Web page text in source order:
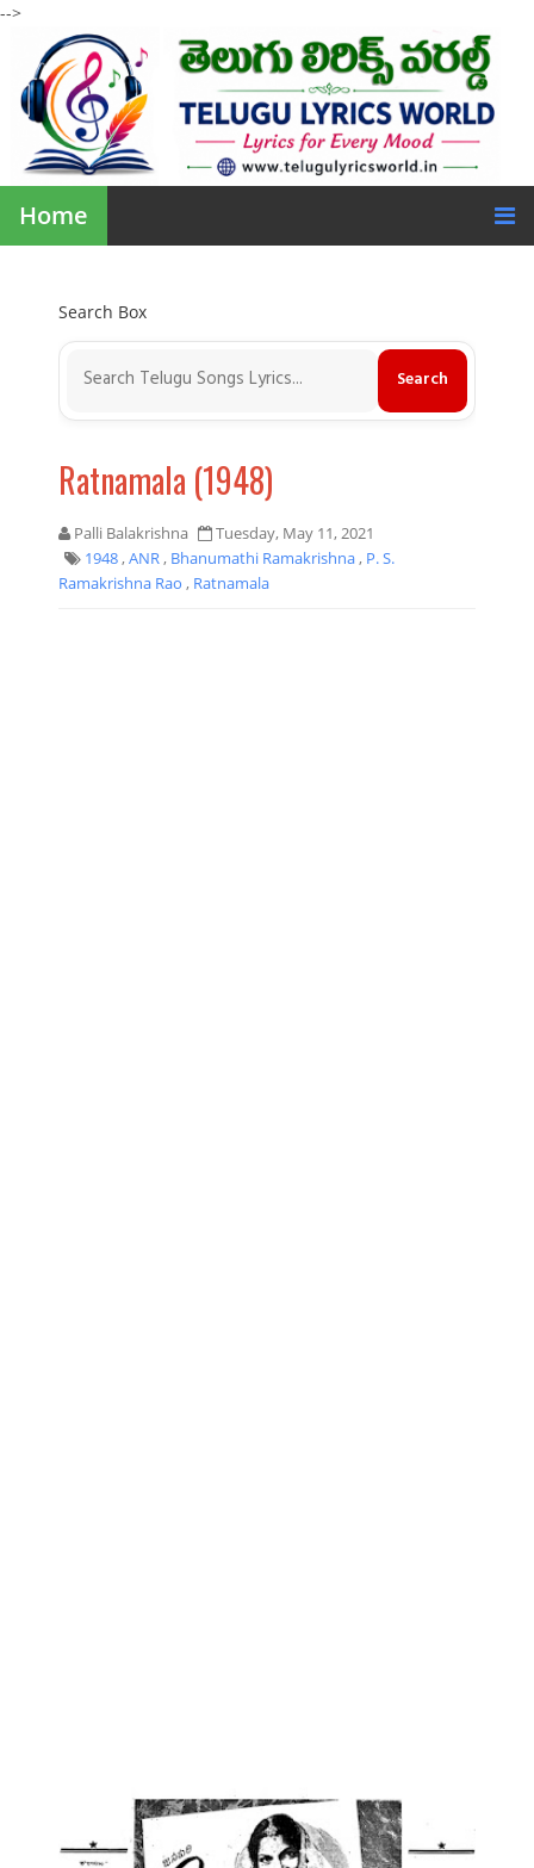
-->
Home
Search Box
Ratnamala (1948)
Palli Balakrishna
Tuesday, May 11, 2021
1948,ANR, Bhanumathi Ramakrishna, P. S.
Ramakrishna Rao , Ratnamala